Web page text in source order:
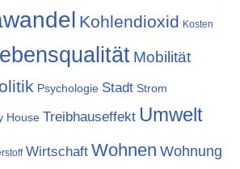
Kohlendioxid Kosten
Mobilität
Psychologie Stadt Strom
House Treibhauseffekt Umwelt
Wirtschaft Wohnen Wohnung